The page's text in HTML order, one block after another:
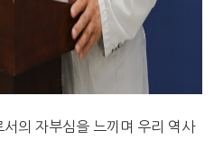
의 자부심을 느끼며 우리 역사